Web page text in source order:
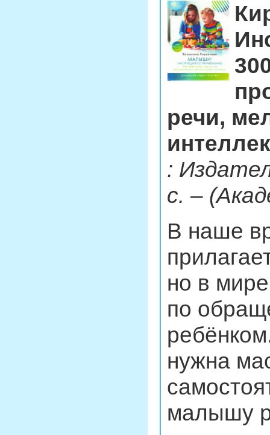
речи,
:
с. –
В наше
но в
по
нужна
малышу